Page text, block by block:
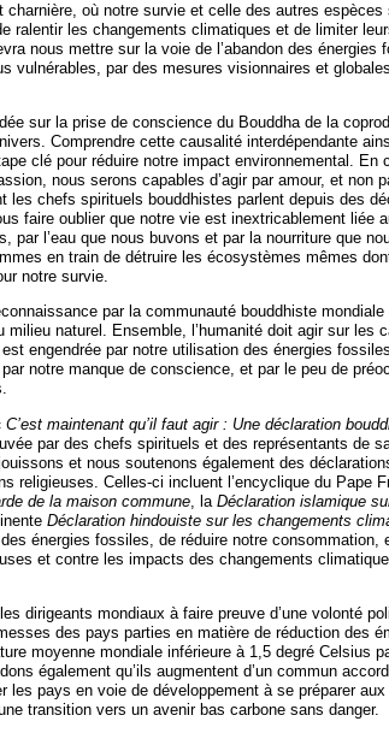
charnière, où notre survie et celle des autres
ralentir les changements climatiques et de limiter
nous mettre sur la voie de l’abandon des énergies
vulnérables, par des mesures visionnaires et
sur la prise de conscience du Bouddha de la
Comprendre cette causalité interdépendante
clé pour réduire notre impact environnemental. En
nous serons capables d’agir par amour, et non
les chefs spirituels bouddhistes parlent depuis des
faire oublier que notre vie est inextricablement liée
par l’eau que nous buvons et par la nourriture que
en train de détruire les écosystèmes mêmes
notre survie.
par la communauté bouddhiste
naturel. Ensemble, l’humanité doit agir sur les
engendrée par notre utilisation des énergies
notre manque de conscience, et par le peu de
C’est maintenant qu’il faut agir : Une déclaration
par des chefs spirituels et des représentants de
et nous soutenons également des
religieuses. Celles-ci incluent l’encyclique du Pape
de la maison commune , la Déclaration islamique
Déclaration hindouiste sur les changements
énergies fossiles, de réduire notre consommation,
et contre les impacts des changements
dirigeants mondiaux à faire preuve d’une volonté
des pays parties en matière de réduction des
moyenne mondiale inférieure à 1,5 degré Celsius
également qu’ils augmentent d’un commun
les pays en voie de développement à se préparer
transition vers un avenir bas carbone sans danger.